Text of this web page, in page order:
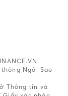
Ngôi Sao
Thông tin và